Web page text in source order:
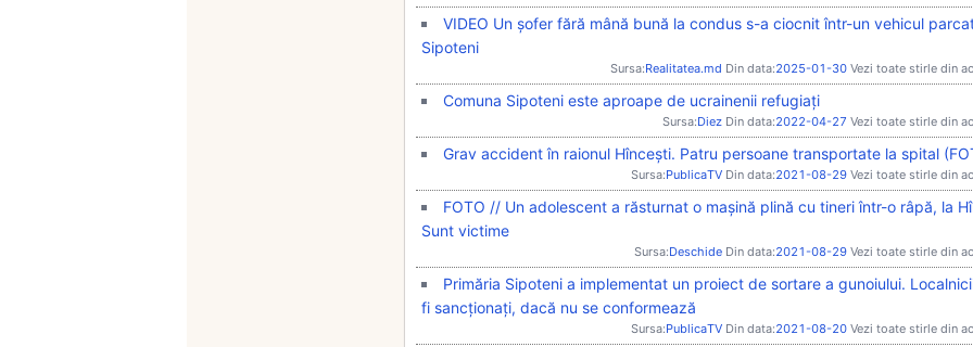
VIDEO Un șofer fără mână bună la condus s-a ciocnit într-un vehicul
Sipoteni
Sursa:Realitatea.md Din data:2025-01-30 Vezi toate stirle din
Comuna Sipoteni este aproape de ucrainenii refugiați
Sursa:Diez Din data:2022-04-27 Vezi toate stirle din
Grav accident în raionul Hîncești. Patru persoane transportate la spital
Sursa:PublicaTV Din data:2021-08-29 Vezi toate stirle din
FOTO // Un adolescent a răsturnat o mașină plină cu tineri într-o râpă, la
Sunt victime
Sursa:Deschide Din data:2021-08-29 Vezi toate stirle din
Primăria Sipoteni a implementat un proiect de sortare a gunoiului.
fi sancționați, dacă nu se conformează
Sursa:PublicaTV Din data:2021-08-20 Vezi toate stirle din